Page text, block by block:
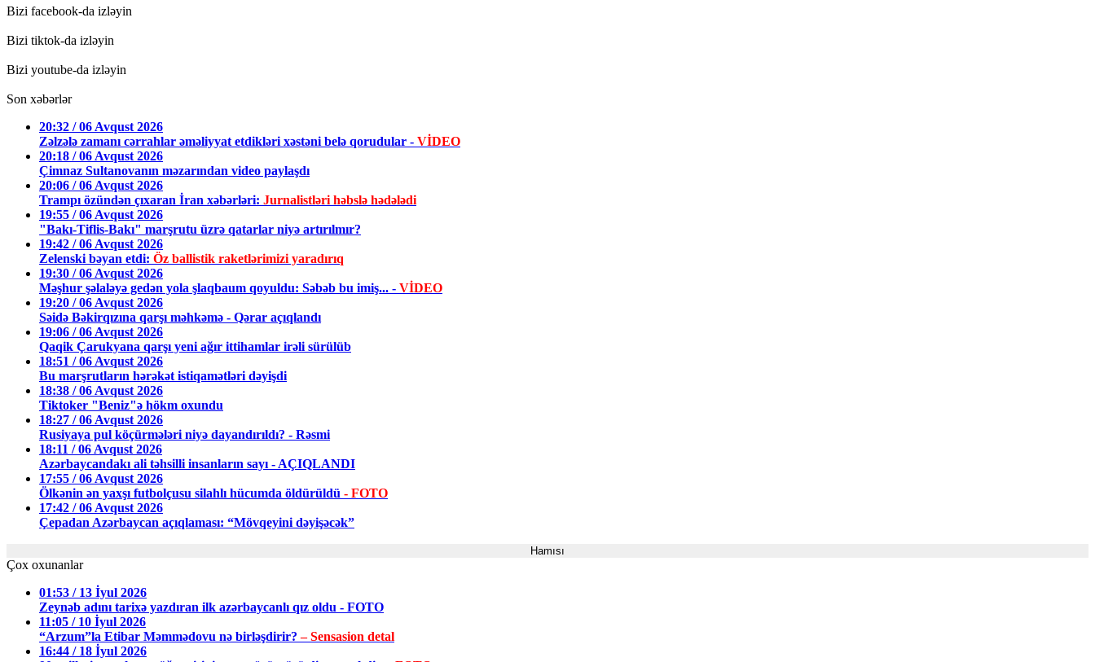
Bizi facebook-da izləyin
Bizi tiktok-da izləyin
Bizi youtube-da izləyin
Son xəbərlər
20:32 / 06 Avqust 2026
Zəlzələ zamanı cərrahlar əməliyyat etdikləri xəstəni belə qorudular - VİDEO
20:18 / 06 Avqust 2026
Çimnaz Sultanovanın məzarından video paylaşdı
20:06 / 06 Avqust 2026
Trampı özündən çıxaran İran xəbərləri: Jurnalistləri həbslə hədələdi
19:55 / 06 Avqust 2026
"Bakı-Tiflis-Bakı" marşrutu üzrə qatarlar niyə artırılmır?
19:42 / 06 Avqust 2026
Zelenski bəyan etdi: Öz ballistik raketlərimizi yaradırıq
19:30 / 06 Avqust 2026
Məşhur şəlaləyə gedən yola şlaqbaum qoyuldu: Səbəb bu imiş... - VİDEO
19:20 / 06 Avqust 2026
Səidə Bəkirqızına qarşı məhkəmə - Qərar açıqlandı
19:06 / 06 Avqust 2026
Qaqik Çarukyana qarşı yeni ağır ittihamlar irəli sürülüb
18:51 / 06 Avqust 2026
Bu marşrutların hərəkət istiqamətləri dəyişdi
18:38 / 06 Avqust 2026
Tiktoker "Beniz"ə hökm oxundu
18:27 / 06 Avqust 2026
Rusiyaya pul köçürmələri niyə dayandırıldı? - Rəsmi
18:11 / 06 Avqust 2026
Azərbaycandakı ali təhsilli insanların sayı - AÇIQLANDI
17:55 / 06 Avqust 2026
Ölkənin ən yaxşı futbolçusu silahlı hücumda öldürüldü - FOTO
17:42 / 06 Avqust 2026
Çepadan Azərbaycan açıqlaması: “Mövqeyini dəyişəcək”
Hamısı
Çox oxunanlar
01:53 / 13 İyul 2026
Zeynəb adını tarixə yazdıran ilk azərbaycanlı qız oldu - FOTO
11:05 / 10 İyul 2026
“Arzum”la Etibar Məmmədovu nə birləşdirir?– Sensasion detal
16:44 / 18 İyul 2026